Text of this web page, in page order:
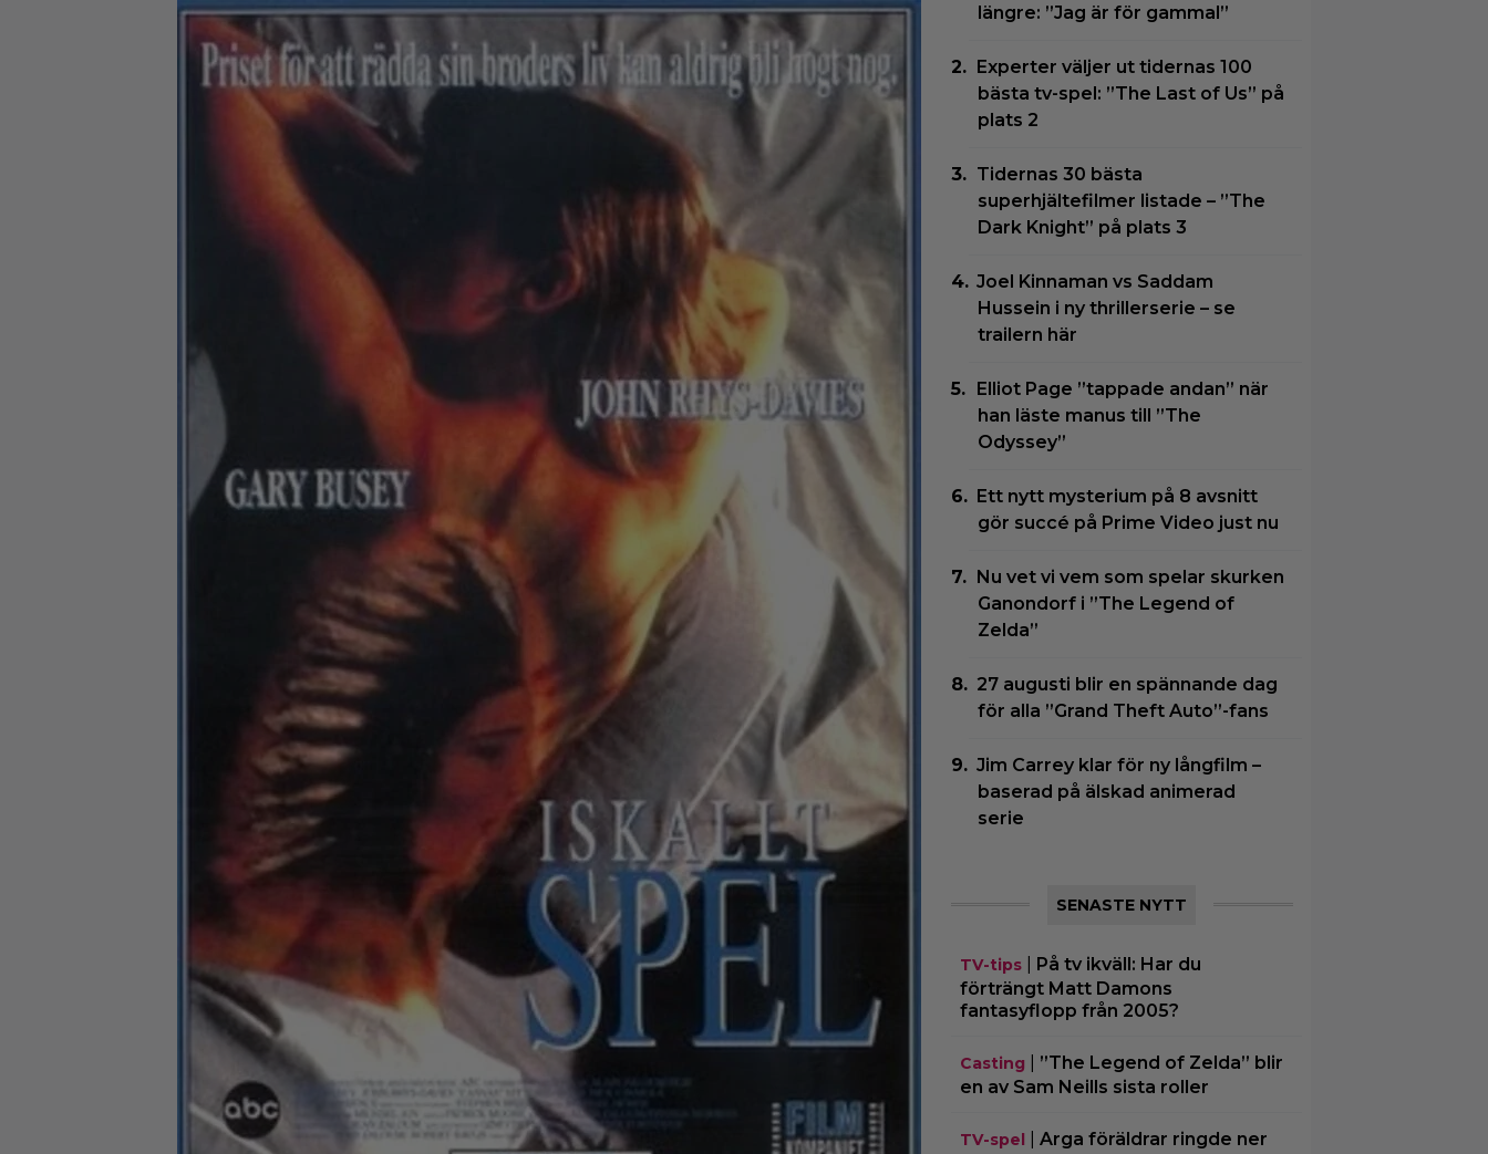
längre: ”Jag är för gammal”
Experter väljer ut tidernas 100
bästa tv-spel: ”The Last of Us” på
plats 2
Tidernas 30 bästa
superhjältefilmer listade – ”The
Dark Knight” på plats 3
Joel Kinnaman vs Saddam
Hussein i ny thrillerserie – se
trailern här
Elliot Page ”tappade andan” när
han läste manus till ”The
Odyssey”
Ett nytt mysterium på 8 avsnitt
gör succé på Prime Video just nu
Nu vet vi vem som spelar skurken
Ganondorf i ”The Legend of
Zelda”
27 augusti blir en spännande dag
för alla ”Grand Theft Auto”-fans
Jim Carrey klar för ny långfilm –
baserad på älskad animerad
serie
SENASTE NYTT
TV-tips| På tv ikväll: Har du
förträngt Matt Damons
fantasyflopp från 2005?
Casting
”The Legend of Zelda” blir
en av Sam Neills sista roller
TV-spel
Arga föräldrar ringde ner